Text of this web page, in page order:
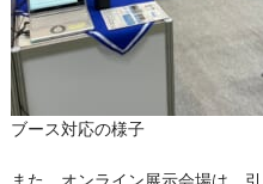
ブース対応の様子